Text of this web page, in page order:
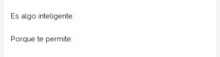
Es algo inteligente.
Porque te permite: